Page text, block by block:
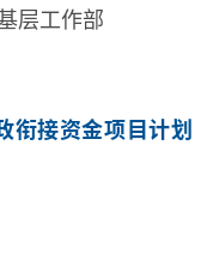
层工作部
衔接资金项目计划